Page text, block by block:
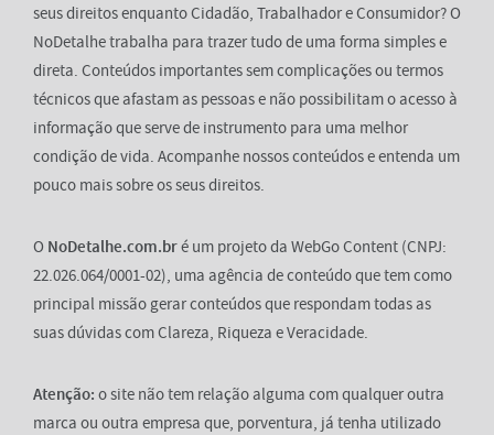
seus direitos enquanto Cidadão, Trabalhador e Consumidor? O
NoDetalhe trabalha para trazer tudo de uma forma simples e
direta. Conteúdos importantes sem complicações ou termos
técnicos que afastam as pessoas e não possibilitam o acesso à
informação que serve de instrumento para uma melhor
condição de vida. Acompanhe nossos conteúdos e entenda um
pouco mais sobre os seus direitos.
O NoDetalhe.com.bré um projeto da WebGo Content (CNPJ:
22.026.064/0001-02), uma agência de conteúdo que tem como
principal missão gerar conteúdos que respondam todas as
suas dúvidas com Clareza, Riqueza e Veracidade.
Atenção: o site não tem relação alguma com qualquer outra
marca ou outra empresa que, porventura, já tenha utilizado